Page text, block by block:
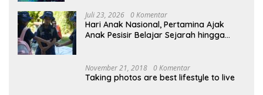
Juli 23, 2026 0 Komentar
Hari Anak Nasional, Pertamina Ajak
Anak Pesisir Belajar Sejarah hingga
November 21, 2018 0 Komentar
Taking photos are best lifestyle to live